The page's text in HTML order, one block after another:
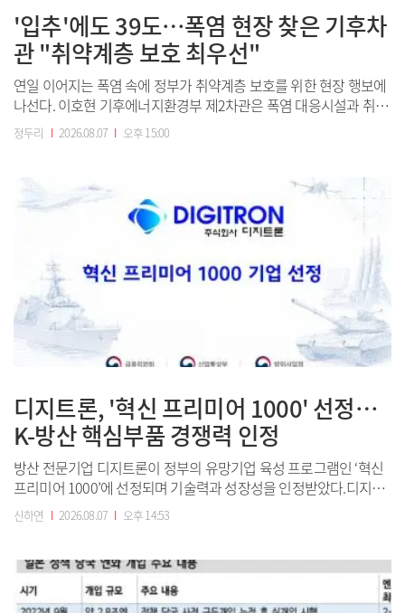
'입추'에도 39도…폭염 현장 찾은 기후차
관 "취약계층 보호 최우선"
연일 이어지는 폭염 속에 정부가 취약계층 보호를 위한 현장 행보에
나선다. 이호현 기후에너지환경부 제2차관은 폭염 대응시설과 취약
계층 가구를 방문해 냉방 환경을 점검하고 폭염 대응 지원 현황을 살
필 예정이다.이호현 기후에너지환경부 2차관. 사진=연합뉴스기후
원 내 폭염 대응시설과 인근 취약계층 ...
정두리 I 2026.08.07 I 오후 15:00
디지트론, '혁신 프리미어 1000' 선정…
K-방산 핵심부품 경쟁력 인정
방산 전문기업 디지트론이 정부의 유망기업 육성 프로그램인 ‘혁신
프리미어 1000’에 선정되며 기술력과 성장성을 인정받았다.디지트
론은 금융위원회와 방위사업청 등 관계부처가 추진하는 ‘2026년도
제2차 혁신 프리미어 1000’ 기업에 선정됐다고 7일 밝혔다.‘혁신 프
정해 정책금융과 투자 유...
신하연 I 2026.08.07 I 오후 14:53